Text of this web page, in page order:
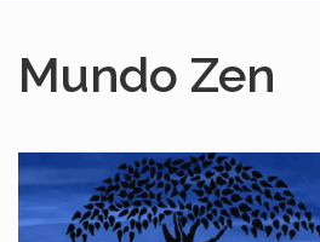
Mundo Zen